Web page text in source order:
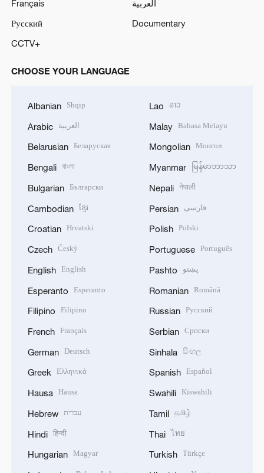
Français
العربية
Русский
Documentary
CCTV+
CHOOSE YOUR LANGUAGE
Albanian Shqip
Arabic العربية
Belarusian Беларуская
Bengali বাংলা
Bulgarian Български
Cambodian ខ្មែរ
Croatian Hrvatski
Czech Český
English English
Esperanto Esperanto
Filipino Filipino
French Français
German Deutsch
Greek Ελληνικά
Hausa Hausa
Hebrew עברית
Hindi हिन्दी
Hungarian Magyar
Lao ລາວ
Malay Bahasa Melayu
Mongolian Монгол
Myanmar မြန်မာဘာသာ
Nepali नेपाली
Persian فارسی
Polish Polski
Portuguese Português
Pashto پښتو
Romanian Română
Russian Русский
Serbian Српски
Sinhala සිංහල
Spanish Español
Swahili Kiswahili
Tamil தமிழ்
Thai ไทย
Turkish Türkçe